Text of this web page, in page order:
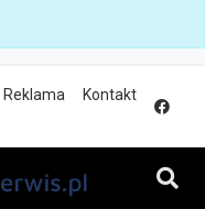
Reklama Kontakt